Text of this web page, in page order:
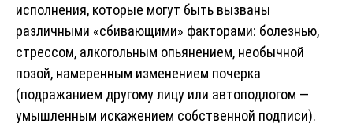
исполнения, которые могут быть вызваны
различными «сбивающими» факторами: болезнью,
стрессом, алкогольным опьянением, необычной
позой, намеренным изменением почерка
(подражанием другому лицу или автоподлогом —
умышленным искажением собственной подписи).